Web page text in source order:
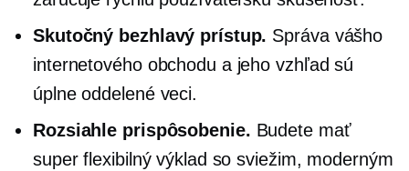
Skutočný bezhlavý prístup. Správa vášho
internetového obchodu a jeho vzhľad sú
úplne oddelené veci.
Rozsiahle prispôsobenie. Budete mať
super flexibilný výklad so sviežim, moderným